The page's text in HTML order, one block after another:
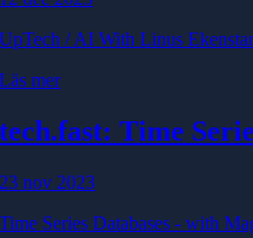
UpTech / AI With Linus
Läs mer
tech.fast: Time
23 nov 2023
Time Series Databases - with